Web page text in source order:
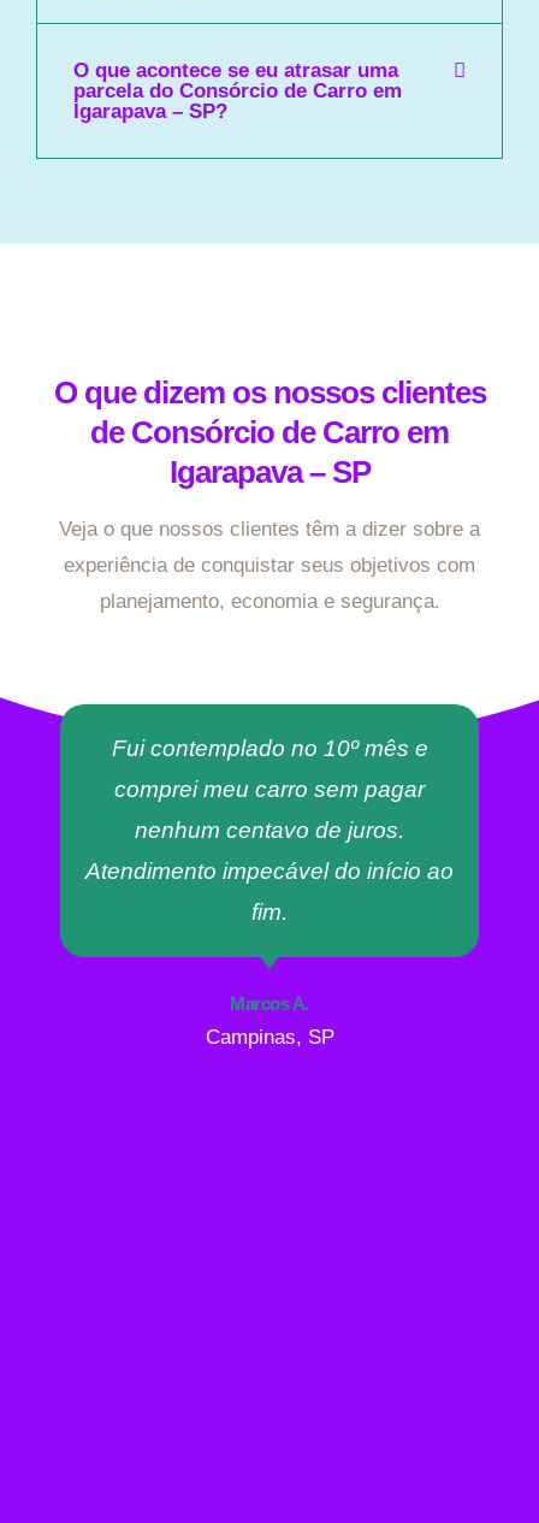
O que acontece se eu atrasar uma
parcela do Consórcio de Carro em
Igarapava – SP?
O que dizem os nossos clientes
de Consórcio de Carro em
Igarapava – SP
Veja o que nossos clientes têm a dizer sobre a
experiência de conquistar seus objetivos com
planejamento, economia e segurança.
Fui contemplado no 10º mês e
comprei meu carro sem pagar
nenhum centavo de juros.
Atendimento impecável do início ao
fim.
Marcos A.
Campinas, SP